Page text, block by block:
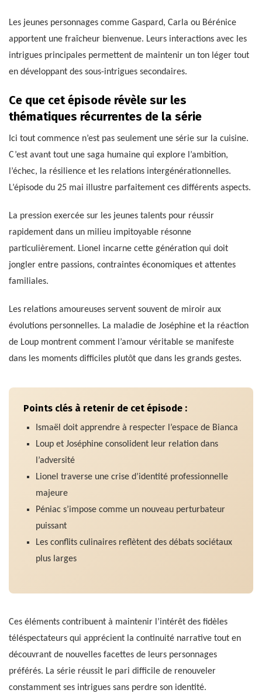
Les jeunes personnages comme Gaspard, Carla ou Bérénice
apportent une fraîcheur bienvenue. Leurs interactions avec les
intrigues principales permettent de maintenir un ton léger tout
en développant des sous-intrigues secondaires.
Ce que cet épisode révèle sur les
thématiques récurrentes de la série
Ici tout commence n’est pas seulement une série sur la cuisine.
C’est avant tout une saga humaine qui explore l’ambition,
l’échec, la résilience et les relations intergénérationnelles.
L’épisode du 25 mai illustre parfaitement ces différents aspects.
La pression exercée sur les jeunes talents pour réussir
rapidement dans un milieu impitoyable résonne
particulièrement. Lionel incarne cette génération qui doit
jongler entre passions, contraintes économiques et attentes
familiales.
Les relations amoureuses servent souvent de miroir aux
évolutions personnelles. La maladie de Joséphine et la réaction
de Loup montrent comment l’amour véritable se manifeste
dans les moments difficiles plutôt que dans les grands gestes.
Points clés à retenir de cet épisode :
Ismaël doit apprendre à respecter l’espace de Bianca
Loup et Joséphine consolident leur relation dans
l’adversité
Lionel traverse une crise d’identité professionnelle
majeure
Péniac s’impose comme un nouveau perturbateur
puissant
Les conflits culinaires reflètent des débats sociétaux
plus larges
Ces éléments contribuent à maintenir l’intérêt des fidèles
téléspectateurs qui apprécient la continuité narrative tout en
découvrant de nouvelles facettes de leurs personnages
préférés. La série réussit le pari difficile de renouveler
constamment ses intrigues sans perdre son identité.